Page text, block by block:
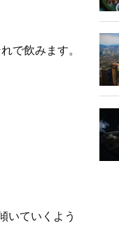
で飲みます。
いていくよう